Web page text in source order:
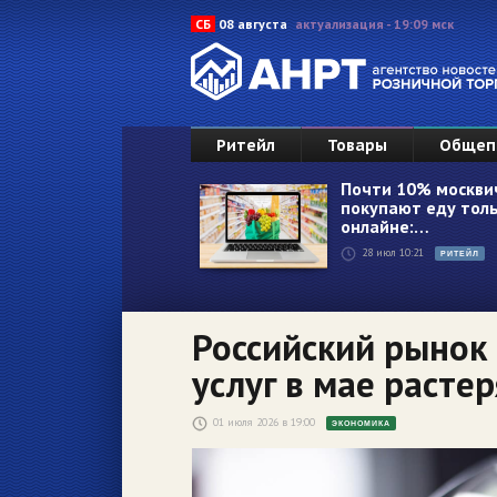
СБ 08 августа актуализация - 19:09 мск
Ритейл Товары
Почти 10%
покупают еду
онлайне:…
28 июл 10:21 РИТЕЙЛ
Российский
услуг в мае
01 июля 2026 в 19:00 ЭКОНОМИКА